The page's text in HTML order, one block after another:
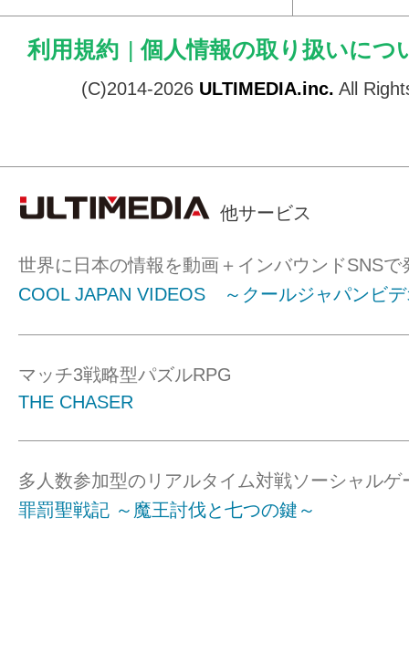
利用規約 | 個人情報の取り扱いにつ
(C)2014-2026 ULTIMEDIA.inc. All
他サービス
世界に日本の情報を動画＋インバウンドSNSで
COOL JAPAN VIDEOS ～クールジャパンビ
マッチ3戦略型パズルRPG
THE CHASER
多人数参加型のリアルタイム対戦ソーシャルゲ
罪罰聖戦記 ～魔王討伐と七つの鍵～